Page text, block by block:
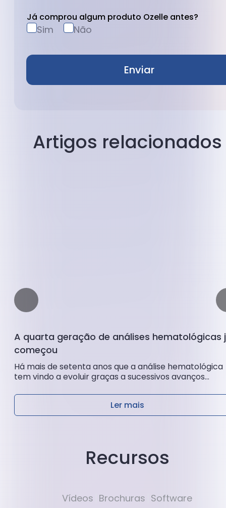
Já comprou algum produto Ozelle antes?
Sim Não
Enviar
Artigos relacionados
A quarta geração de análises hematológicas
começou
Há mais de setenta anos que a análise hematológica
tem vindo a evoluir graças a sucessivos avanços
células até à análise de fluxo multiparamétrica...
Ler mais
Recursos
Vídeos Brochuras Software